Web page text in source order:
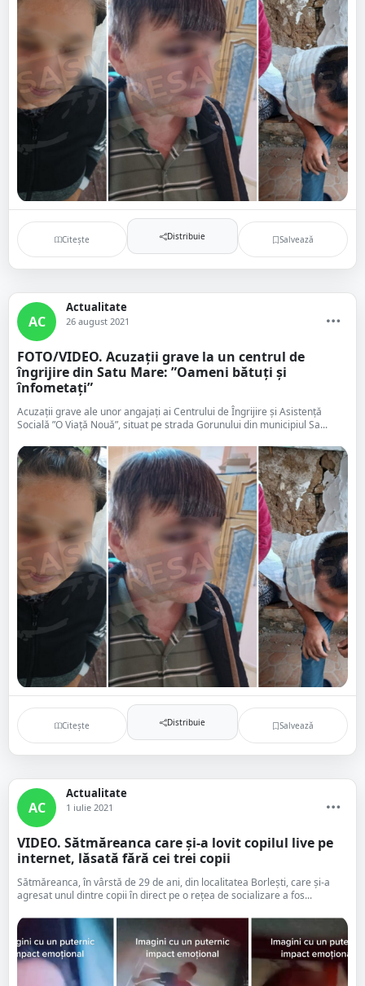
Citește Distribuie Salvează
AC
Actualitate
26 august 2021
FOTO/VIDEO. Acuzații grave la un centrul de
îngrijire din Satu Mare: ”Oameni bătuți și
înfometați”
Acuzații grave ale unor angajați ai Centrului de Îngrijire și Asistență
Socială ”O Viață Nouă”, situat pe strada Gorunului din municipiul Sa...
Citește Distribuie Salvează
AC
Actualitate
1 iulie 2021
VIDEO. Sătmăreanca care și-a lovit copilul live pe
internet, lăsată fără cei trei copii
Sătmăreanca, în vârstă de 29 de ani, din localitatea Borlești, care și-a
agresat unul dintre copii în direct pe o rețea de socializare a fos...